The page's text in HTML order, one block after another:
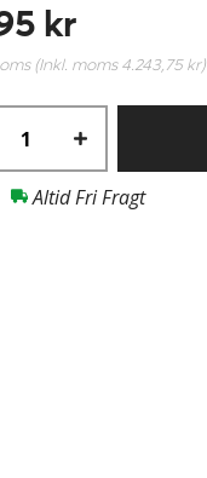
kr
(Inkl. moms4.243,75 kr)
Altid Fri Fragt